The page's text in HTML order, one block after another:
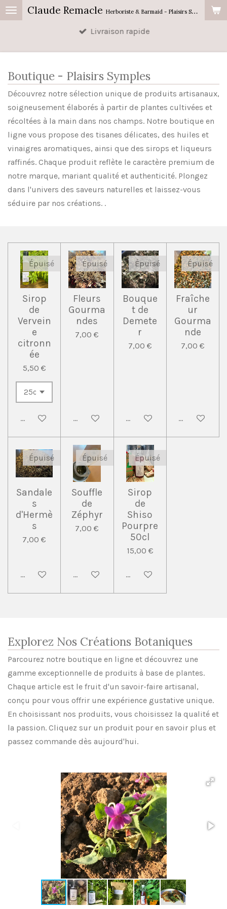
Passer
principal
Claude Remacle Herboriste & Barmaid - Plaisirs Symples
Livraison rapide
Boutique - Plaisirs Symples
Découvrez notre sélection unique de produits artisanaux,
soigneusement élaborés à partir de plantes cultivées et
récoltées à la main dans nos champs. Notre boutique en
ligne vous propose des tisanes délicates, des huiles et
vinaigres aromatiques, ainsi que des sirops et liqueurs
raffinés. Chaque produit reflète le caractère premium de
notre marque, mariant qualité et authenticité. Plongez
dans l'univers des saveurs naturelles et laissez-vous
séduire par nos créations. .
Épuisé
Sirop
de
Vervein
e
citronn
ée
5,50 €
M'avertir si disponible
Épuisé
Fleurs
Gourma
ndes
7,00 €
M'avertir si disponible
Épuisé
Bouque
t de
Demete
r
7,00 €
M'avertir si disponible
Épuisé
Fraîche
ur
Gourma
nde
7,00 €
M'avertir si
Épuisé
Sandale
s
d'Hermè
s
7,00 €
M'avertir si disponible
Épuisé
Souffle
de
Zéphyr
7,00 €
M'avertir si disponible
Épuisé
Sirop
de
Shiso
Pourpre
50cl
15,00 €
M'avertir si disponible
Explorez Nos Créations Botaniques
Parcourez notre boutique en ligne et découvrez une
gamme exceptionnelle de produits à base de plantes.
Chaque article est le fruit d'un savoir-faire artisanal,
conçu pour vous offrir une expérience gustative unique.
En choisissant nos produits, vous choisissez la qualité et
la passion. Cliquez sur un produit pour en savoir plus et
passez commande dès aujourd'hui.